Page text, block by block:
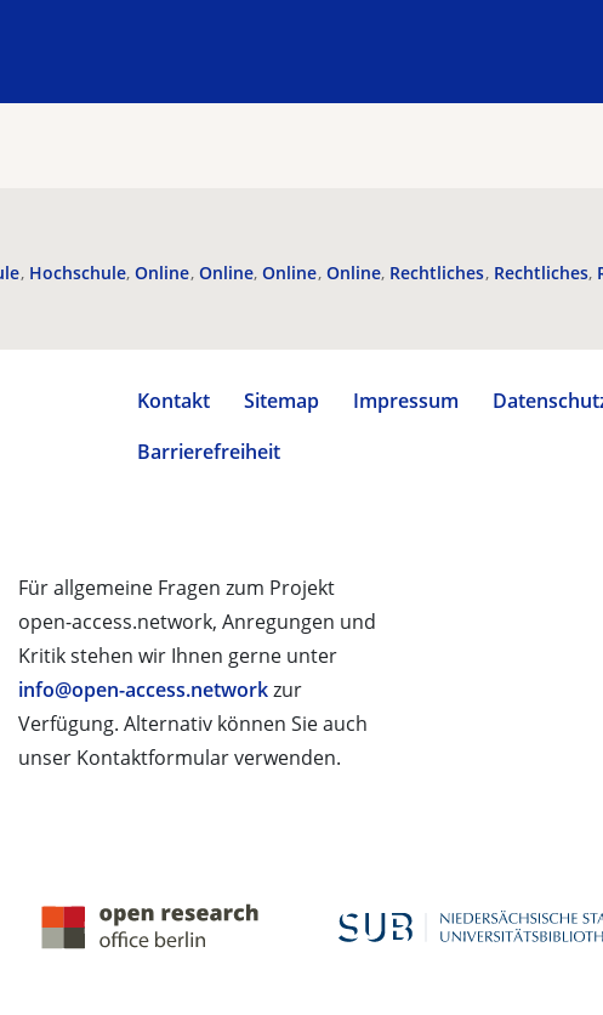
Hochschule Online Online Online Online Rechtliches Rechtliches
Kontakt Sitemap Impressum
Barrierefreiheit
Für allgemeine Fragen zum Projekt
open-access.network, Anregungen und
Kritik stehen wir Ihnen gerne unter
info@open-access.networkzur
Verfügung. Alternativ können Sie auch
unser Kontaktformular verwenden.